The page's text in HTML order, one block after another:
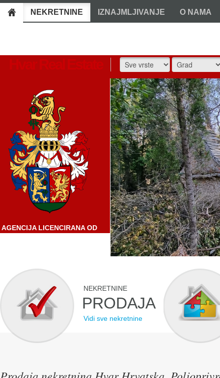
NEKRETNINE IZNAJMLJIVANJE O NAMA
AGENCIJA LICENCIRANA OD
STRANE HRVATSKE
NEKRETNINE
PRODAJA
Vidi sve nekretnine